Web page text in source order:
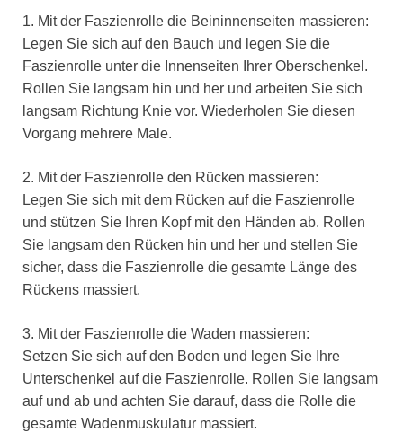
1. Mit der Faszienrolle die Beininnenseiten massieren:
Legen Sie sich auf den Bauch und legen Sie die
Faszienrolle unter die Innenseiten Ihrer Oberschenkel.
Rollen Sie langsam hin und her und arbeiten Sie sich
langsam Richtung Knie vor. Wiederholen Sie diesen
Vorgang mehrere Male.
2. Mit der Faszienrolle den Rücken massieren:
Legen Sie sich mit dem Rücken auf die Faszienrolle
und stützen Sie Ihren Kopf mit den Händen ab. Rollen
Sie langsam den Rücken hin und her und stellen Sie
sicher, dass die Faszienrolle die gesamte Länge des
Rückens massiert.
3. Mit der Faszienrolle die Waden massieren:
Setzen Sie sich auf den Boden und legen Sie Ihre
Unterschenkel auf die Faszienrolle. Rollen Sie langsam
auf und ab und achten Sie darauf, dass die Rolle die
gesamte Wadenmuskulatur massiert.